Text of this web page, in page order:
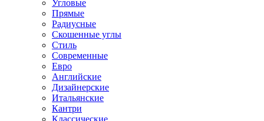
Угловые
Прямые
Радиусные
Скошенные углы
Стиль
Современные
Евро
Английские
Дизайнерские
Итальянские
Кантри
Классические